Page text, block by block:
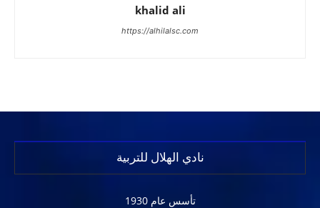
khalid ali
https://alhilalsc.com
نادي الهلال للتربية
تأسس عام 1930